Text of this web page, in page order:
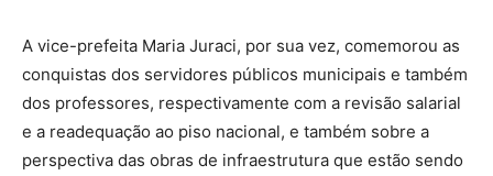
A vice-prefeita Maria Juraci, por sua vez, comemorou as
conquistas dos servidores públicos municipais e também
dos professores, respectivamente com a revisão salarial
e a readequação ao piso nacional, e também sobre a
perspectiva das obras de infraestrutura que estão sendo